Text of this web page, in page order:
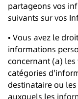
partageons vos
suivants sur vos
• Vous avez le
informations
concernant (a)
catégories
destinataire ou
auxquels les